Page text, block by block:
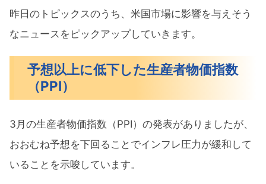
昨日のトピックスのうち、米国市場に影響を与えそう
なニュースをピックアップしていきます。
予想以上に低下した生産者物価指数
（PPI）
3月の生産者物価指数（PPI）の発表がありましたが、
おおむね予想を下回ることでインフレ圧力が緩和して
いることを示唆しています。